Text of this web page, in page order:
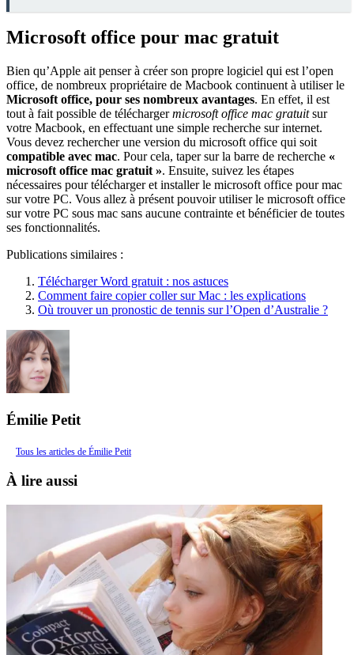
Microsoft office pour mac gratuit
Bien qu’Apple ait penser à créer son propre logiciel qui est l’open
office, de nombreux propriétaire de Macbook continuent à utiliser le
Microsoft office, pour ses nombreux avantages. En effet, il est
tout à fait possible de téléchargermicrosoft office mac gratuitsur
votre Macbook, en effectuant une simple recherche sur internet.
Vous devez rechercher une version du microsoft office qui soit
compatible avec mac. Pour cela, taper sur la barre de recherche «
microsoft office mac gratuit ». Ensuite, suivez les étapes
nécessaires pour télécharger et installer le microsoft office pour mac
sur votre PC. Vous allez à présent pouvoir utiliser le microsoft office
sur votre PC sous mac sans aucune contrainte et bénéficier de toutes
ses fonctionnalités.
Publications similaires :
Télécharger Word gratuit : nos astuces
Comment faire copier coller sur Mac : les explications
Où trouver un pronostic de tennis sur l’Open d’Australie ?
Émilie Petit
Tous les articles de Émilie Petit
À lire aussi